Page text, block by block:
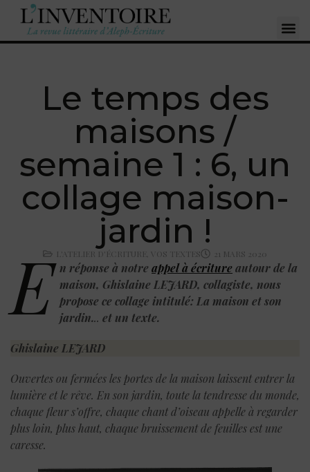
Le temps des
maisons /
semaine 1 : 6, un
collage maison-
jardin !
L'ATELIER D'ÉCRITURE VOS TEXTES 21 MARS 2020
E n réponse à notre appel à écritureautour de la
maison, Ghislaine LEJARD, collagiste, nous
propose ce collage intitulé: La maison et son
jardin... et un texte.
Ghislaine LEJARD
Ouvertes ou fermées les portes de la maison laissent entrer la
lumière et le rêve. En son jardin, toute la tendresse du monde,
chaque fleur s’offre, chaque chant d’oiseau appelle à regarder
plus loin, plus haut, chaque bruissement de feuilles est une
caresse.